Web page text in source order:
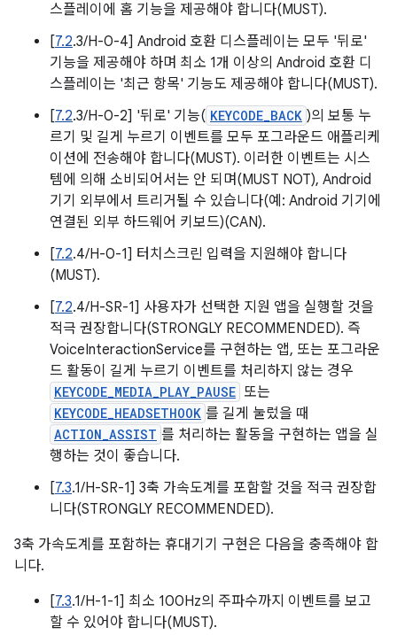
스플레이에 홈 기능을 제공해야 합니다(MUST).
[7.2.3/H-0-4] Android 호환 디스플레이는 모두 '뒤로'
기능을 제공해야 하며 최소 1개 이상의 Android 호환 디
스플레이는 '최근 항목' 기능도 제공해야 합니다(MUST).
[7.2.3/H-0-2] '뒤로' 기능( KEYCODE_BACK )의 보통 누
르기 및 길게 누르기 이벤트를 모두 포그라운드 애플리케
이션에 전송해야 합니다(MUST). 이러한 이벤트는 시스
템에 의해 소비되어서는 안 되며(MUST NOT), Android
기기 외부에서 트리거될 수 있습니다(예: Android 기기에
연결된 외부 하드웨어 키보드)(CAN).
[7.2.4/H-0-1] 터치스크린 입력을 지원해야 합니다
(MUST).
[7.2.4/H-SR-1] 사용자가 선택한 지원 앱을 실행할 것을
적극 권장합니다(STRONGLY RECOMMENDED). 즉
VoiceInteractionService를 구현하는 앱, 또는 포그라운
드 활동이 길게 누르기 이벤트를 처리하지 않는 경우
KEYCODE_MEDIA_PLAY_PAUSE 또는
KEYCODE_HEADSETHOOK 를 길게 눌렀을 때
ACTION_ASSIST 를 처리하는 활동을 구현하는 앱을 실
행하는 것이 좋습니다.
[7.3.1/H-SR-1] 3축 가속도계를 포함할 것을 적극 권장합
니다(STRONGLY RECOMMENDED).
3축 가속도계를 포함하는 휴대기기 구현은 다음을 충족해야 합
니다.
[7.3.1/H-1-1] 최소 100Hz의 주파수까지 이벤트를 보고
할 수 있어야 합니다(MUST).